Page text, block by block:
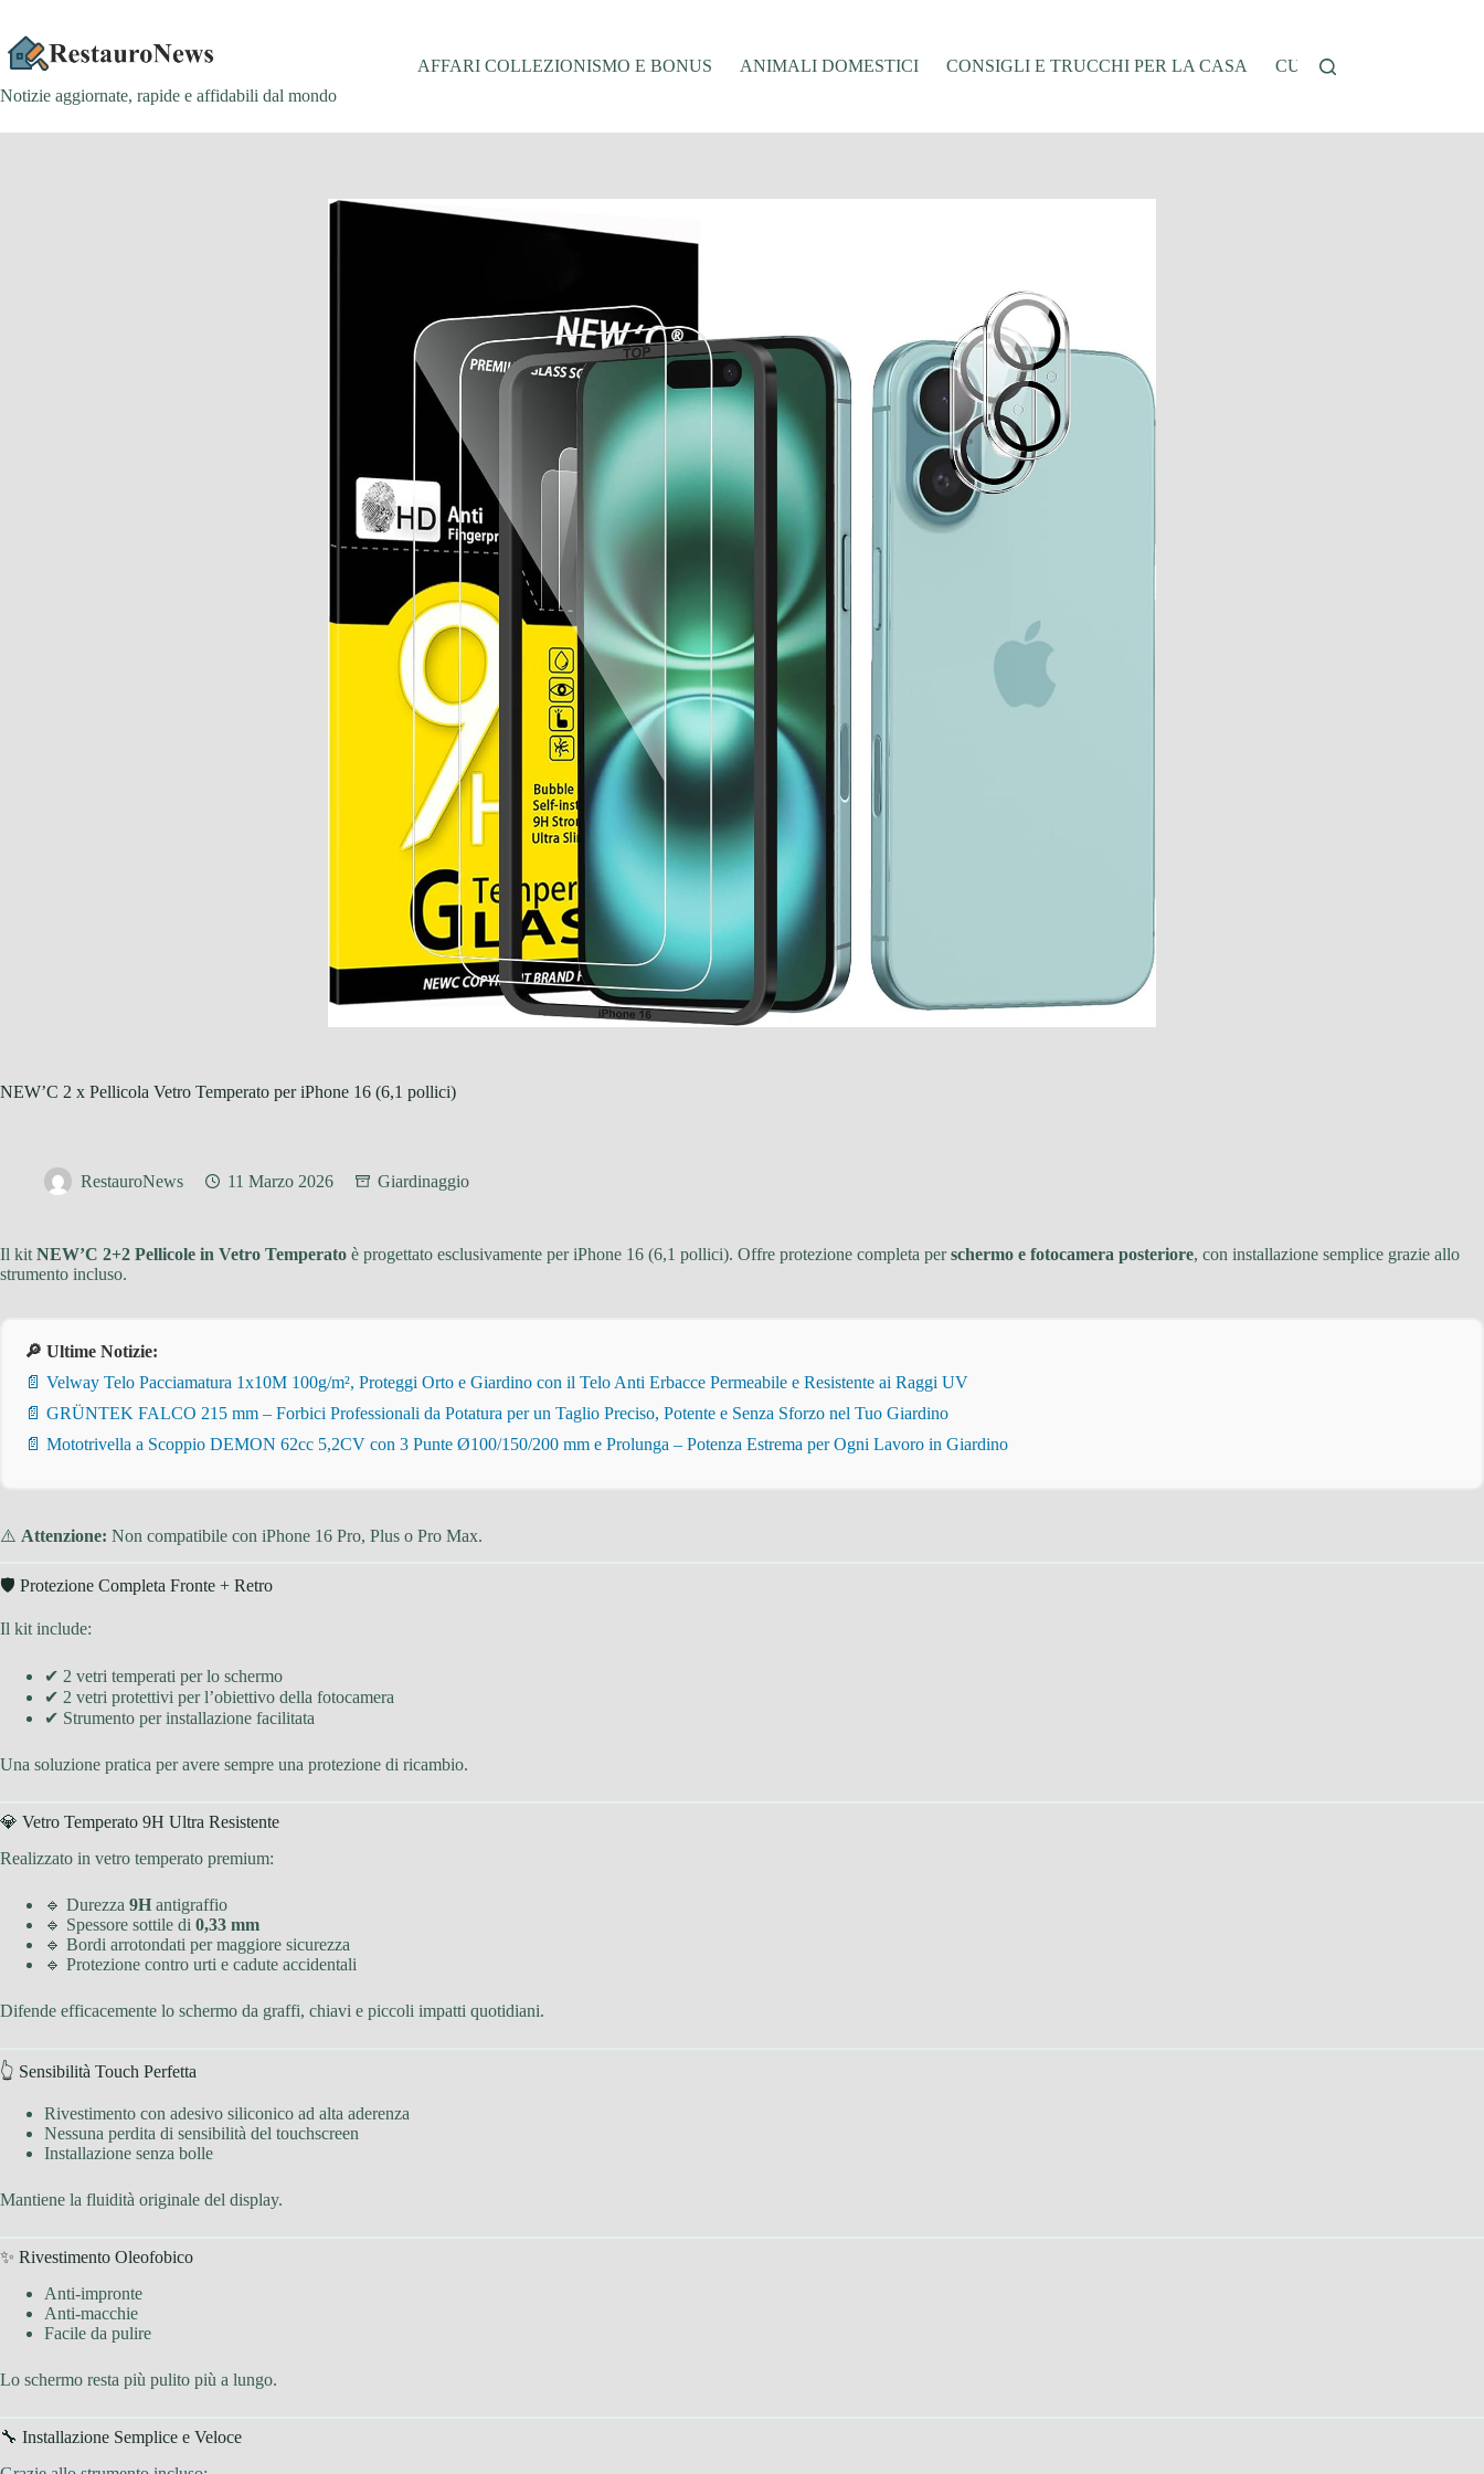
contenuto
Notizie aggiornate, rapide e affidabili dal mondo
AFFARI COLLEZIONISMO E BONUS ANIMALI DOMESTICI CONSIGLI E TRUCCHI PER LA CASA CUCINA E RICETTE
NEW’C 2 x Pellicola Vetro Temperato per iPhone 16 (6,1 pollici)
RestauroNews 11 Marzo 2026 Giardinaggio
Il kit NEW’C 2+2 Pellicole in Vetro Temperato è progettato esclusivamente per iPhone 16 (6,1 pollici). Offre protezione completa perschermo e fotocamera posteriore, con installazione semplice grazie allo
strumento incluso.
🔎 Ultime Notizie:
📄 Velway Telo Pacciamatura 1x10M 100g/m², Proteggi Orto e Giardino con il Telo Anti Erbacce Permeabile e Resistente ai Raggi UV
📄 GRÜNTEK FALCO 215 mm – Forbici Professionali da Potatura per un Taglio Preciso, Potente e Senza Sforzo nel Tuo Giardino
📄 Mototrivella a Scoppio DEMON 62cc 5,2CV con 3 Punte Ø100/150/200 mm e Prolunga – Potenza Estrema per Ogni Lavoro in Giardino
⚠️ Attenzione: Non compatibile con iPhone 16 Pro, Plus o Pro Max.
🛡️ Protezione Completa Fronte + Retro
Il kit include:
✔ 2 vetri temperati per lo schermo
✔ 2 vetri protettivi per l’obiettivo della fotocamera
✔ Strumento per installazione facilitata
Una soluzione pratica per avere sempre una protezione di ricambio.
💎 Vetro Temperato 9H Ultra Resistente
Realizzato in vetro temperato premium:
🔹 Durezza 9H antigraffio
🔹 Spessore sottile di 0,33 mm
🔹 Bordi arrotondati per maggiore sicurezza
🔹 Protezione contro urti e cadute accidentali
Difende efficacemente lo schermo da graffi, chiavi e piccoli impatti quotidiani.
👆 Sensibilità Touch Perfetta
Rivestimento con adesivo siliconico ad alta aderenza
Nessuna perdita di sensibilità del touchscreen
Installazione senza bolle
Mantiene la fluidità originale del display.
✨ Rivestimento Oleofobico
Anti-impronte
Anti-macchie
Facile da pulire
Lo schermo resta più pulito più a lungo.
🔧 Installazione Semplice e Veloce